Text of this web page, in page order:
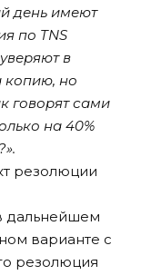
день имеют
по TNS
в
копию, но
говорят сами
на 40%
резолюции
дальнейшем
варианте с
резолюция